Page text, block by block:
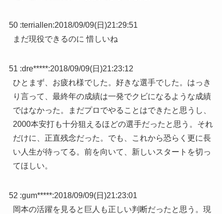
50 :terriallen:2018/09/09(日)21:29:51
まだ現役できるのに 惜しいね
51 :dre*****:2018/09/09(日)21:23:12
ひとまず、お疲れ様でした。好きな選手でした。はっき
り言って、最終年の成績は一発でクビになるような成績
ではなかった。まだプロでやることはできたと思うし、
2000本安打も十分狙えるほどの選手だったと思う。それ
だけに、正直残念だった。でも、これから恐らく更に長
い人生が待ってる。前を向いて、新しいスタートを切っ
てほしい。
52 :gum*****:2018/09/09(日)21:23:01
岡本の活躍を見ると巨人も正しい判断だったと思う。現